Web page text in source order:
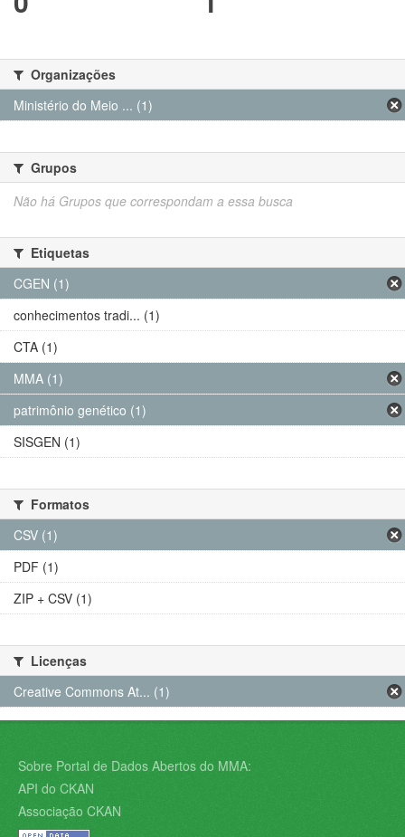
Organizações
Ministério do Meio ... (1)
Grupos
Não há Grupos que correspondam a essa busca
Etiquetas
CGEN (1)
conhecimentos tradi... (1)
CTA (1)
MMA (1)
patrimônio genético (1)
SISGEN (1)
Formatos
CSV (1)
PDF (1)
ZIP + CSV (1)
Licenças
Creative Commons At... (1)
Sobre Portal de Dados Abertos do MMA:
API do CKAN
Associação CKAN